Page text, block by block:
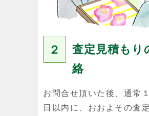
２
査定見積もり
絡
お問合せ頂いた後、通常
日以内に、おおよその査